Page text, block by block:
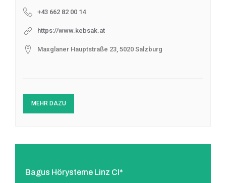
+43 662 82 00 14
https://www.kebsak.at
Maxglaner Hauptstraße 23, 5020 Salzburg
MEHR DAZU
Bagus Hörysteme Linz CI*